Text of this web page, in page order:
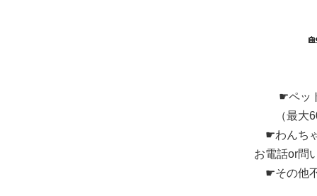
☛ペッ
（最
☛わんち
お電話or問
☛その他